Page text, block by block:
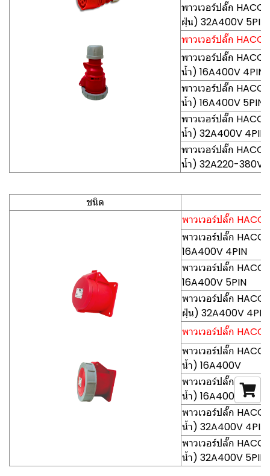
พาวเวอร์ปลั๊ก
ฝุ่น) 32A400V 5PIN
พาวเวอร์ปลั๊ก
พาวเวอร์ปลั๊ก
น้ำ) 16A400V 4PIN
พาวเวอร์ปลั๊ก
น้ำ) 16A400V 5PIN
พาวเวอร์ปลั๊ก
น้ำ) 32A400V 4PIN
พาวเวอร์ปลั๊ก
น้ำ) 32A220-380V
ชนิด
พาวเวอร์ปลั๊ก
พาวเวอร์ปลั๊ก
16A400V 4PIN
พาวเวอร์ปลั๊ก
16A400V 5PIN
พาวเวอร์ปลั๊ก
ฝุ่น) 32A400V 4PIN
พาวเวอร์ปลั๊ก
พาวเวอร์ปลั๊ก
น้ำ) 16A400V
พาวเวอร์ปลั๊ก
น้ำ) 16A400V
พาวเวอร์ปลั๊ก
น้ำ) 32A400V 4PIN
พาวเวอร์ปลั๊ก
น้ำ) 32A400V 5PIN